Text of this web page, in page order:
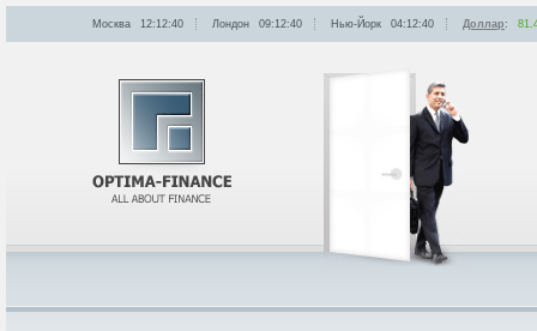
Москва 12:12:40 Лондон 09:12:40 Нью-Йорк 04:12:40 Доллар: